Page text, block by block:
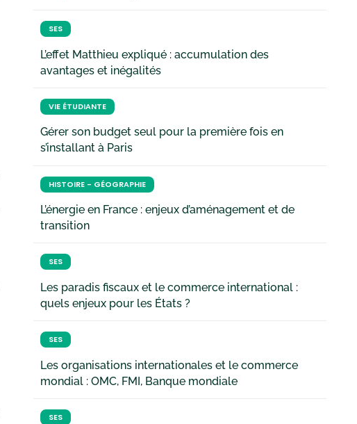
SES
L’effet Matthieu expliqué : accumulation des
avantages et inégalités
VIE ÉTUDIANTE
Gérer son budget seul pour la première fois en
s’installant à Paris
HISTOIRE - GÉOGRAPHIE
L’énergie en France : enjeux d’aménagement et de
transition
SES
Les paradis fiscaux et le commerce international :
quels enjeux pour les États ?
SES
Les organisations internationales et le commerce
mondial : OMC, FMI, Banque mondiale
SES